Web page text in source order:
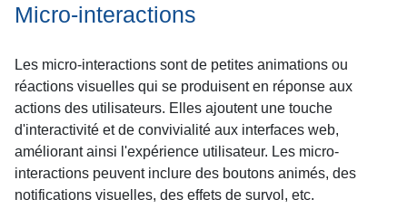
Micro-interactions
Les micro-interactions sont de petites animations ou
réactions visuelles qui se produisent en réponse aux
actions des utilisateurs. Elles ajoutent une touche
d'interactivité et de convivialité aux interfaces web,
améliorant ainsi l'expérience utilisateur. Les micro-
interactions peuvent inclure des boutons animés, des
notifications visuelles, des effets de survol, etc.